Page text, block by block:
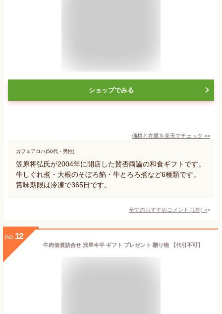
ショップでみる
価格と在庫を楽天でチェック >>
カフェアロハ(50代・男性)
笠原将弘氏が2004年に開店した賛否両論の和食ギフトです。
牛しぐれ煮・大根のそぼろ餡・牛とろろ煮など6種類です。
賞味期限は冷凍で365日です。
全てのおすすめコメント (1件) >
no. 12
牛肉佃煮詰合せ 浅草今半 ギフト プレゼント 贈り物 【代引不可】